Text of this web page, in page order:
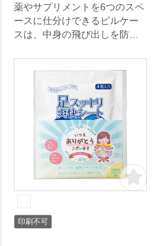
薬やサプリメントを6つのスペ
ースに仕分けできるピルケー
スは、中身の飛び出しを防ぐ
印刷不可